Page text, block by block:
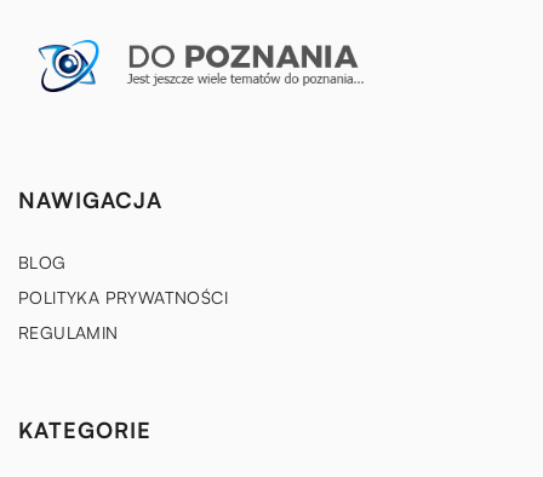
NAWIGACJA
BLOG
POLITYKA PRYWATNOŚCI
REGULAMIN
KATEGORIE